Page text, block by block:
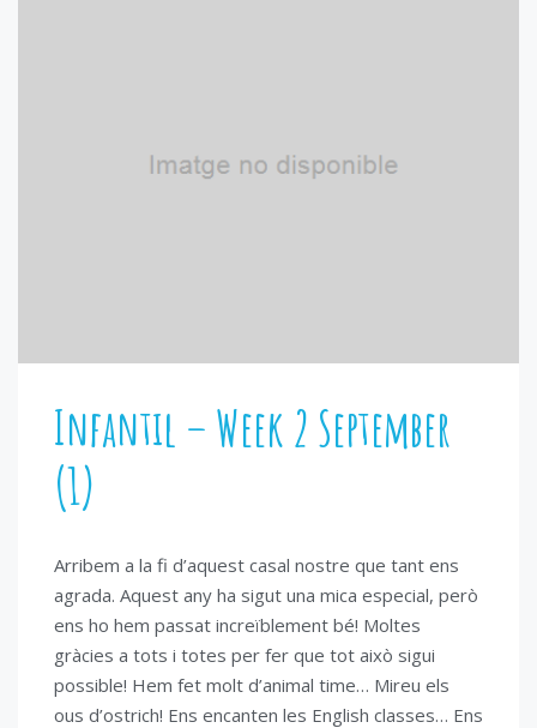
Infantil – Week 2 September
(1)
Arribem a la fi d’aquest casal nostre que tant ens
agrada. Aquest any ha sigut una mica especial, però
ens ho hem passat increïblement bé! Moltes
gràcies a tots i totes per fer que tot això sigui
possible! Hem fet molt d’animal time… Mireu els
ous d’ostrich! Ens encanten les English classes… Ens